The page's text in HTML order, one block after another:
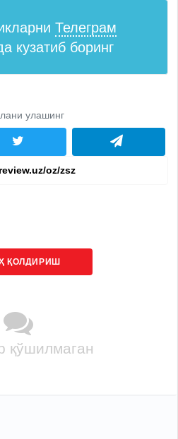
Телеграм
кузатиб боринг
улашинг
ҚОЛДИРИШ
қўшилмаган